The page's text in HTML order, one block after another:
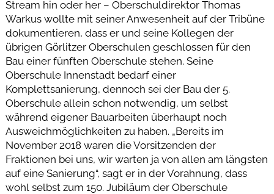
Stream hin oder her – Oberschuldirektor Thomas
Warkus wollte mit seiner Anwesenheit auf der Tribüne
dokumentieren, dass er und seine Kollegen der
übrigen Görlitzer Oberschulen geschlossen für den
Bau einer fünften Oberschule stehen. Seine
Oberschule Innenstadt bedarf einer
Komplettsanierung, dennoch sei der Bau der 5.
Oberschule allein schon notwendig, um selbst
während eigener Bauarbeiten überhaupt noch
Ausweichmöglichkeiten zu haben. „Bereits im
November 2018 waren die Vorsitzenden der
Fraktionen bei uns, wir warten ja von allen am längsten
auf eine Sanierung“, sagt er in der Vorahnung, dass
wohl selbst zum 150. Jubiläum der Oberschule